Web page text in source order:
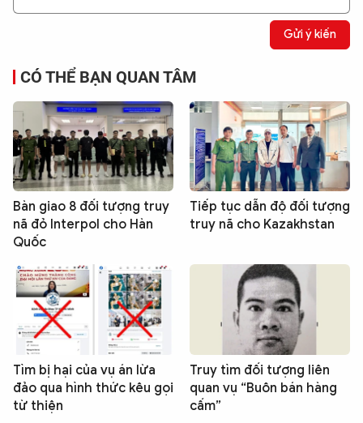
Gửi ý kiến
CÓ THỂ BẠN QUAN TÂM
Bàn giao 8 đối tượng truy
nã đỏ Interpol cho Hàn
Quốc
Tiếp tục dẫn độ đối tượng
truy nã cho Kazakhstan
Tìm bị hại của vụ án lừa
đảo qua hình thức kêu gọi
từ thiện
Truy tìm đối tượng liên
quan vụ “Buôn bán hàng
cấm”